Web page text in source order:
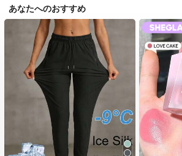
あなたへのおすすめ